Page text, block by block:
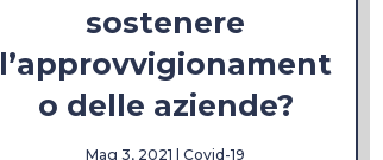
sostenere
l’approvvigionament
o delle aziende?
Mag 3, 2021 |Covid-19